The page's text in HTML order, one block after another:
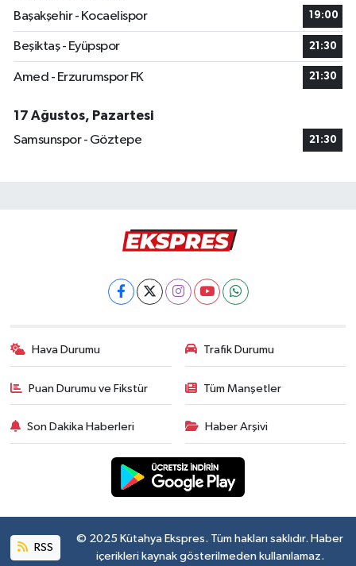
Başakşehir - Kocaelispor
19:00
Beşiktaş - Eyüpspor 21:30
Amed - Erzurumspor FK 21:30
17 Ağustos, Pazartesi
Samsunspor - Göztepe
21:30
Hava Durumu Trafik Durumu
Puan Durumu ve Fikstür Tüm Manşetler
Son Dakika Haberleri Haber Arşivi
RSS
© 2025 Kütahya Ekspres. Tüm hakları saklıdır. Haber
içerikleri kaynak gösterilmeden kullanılamaz.